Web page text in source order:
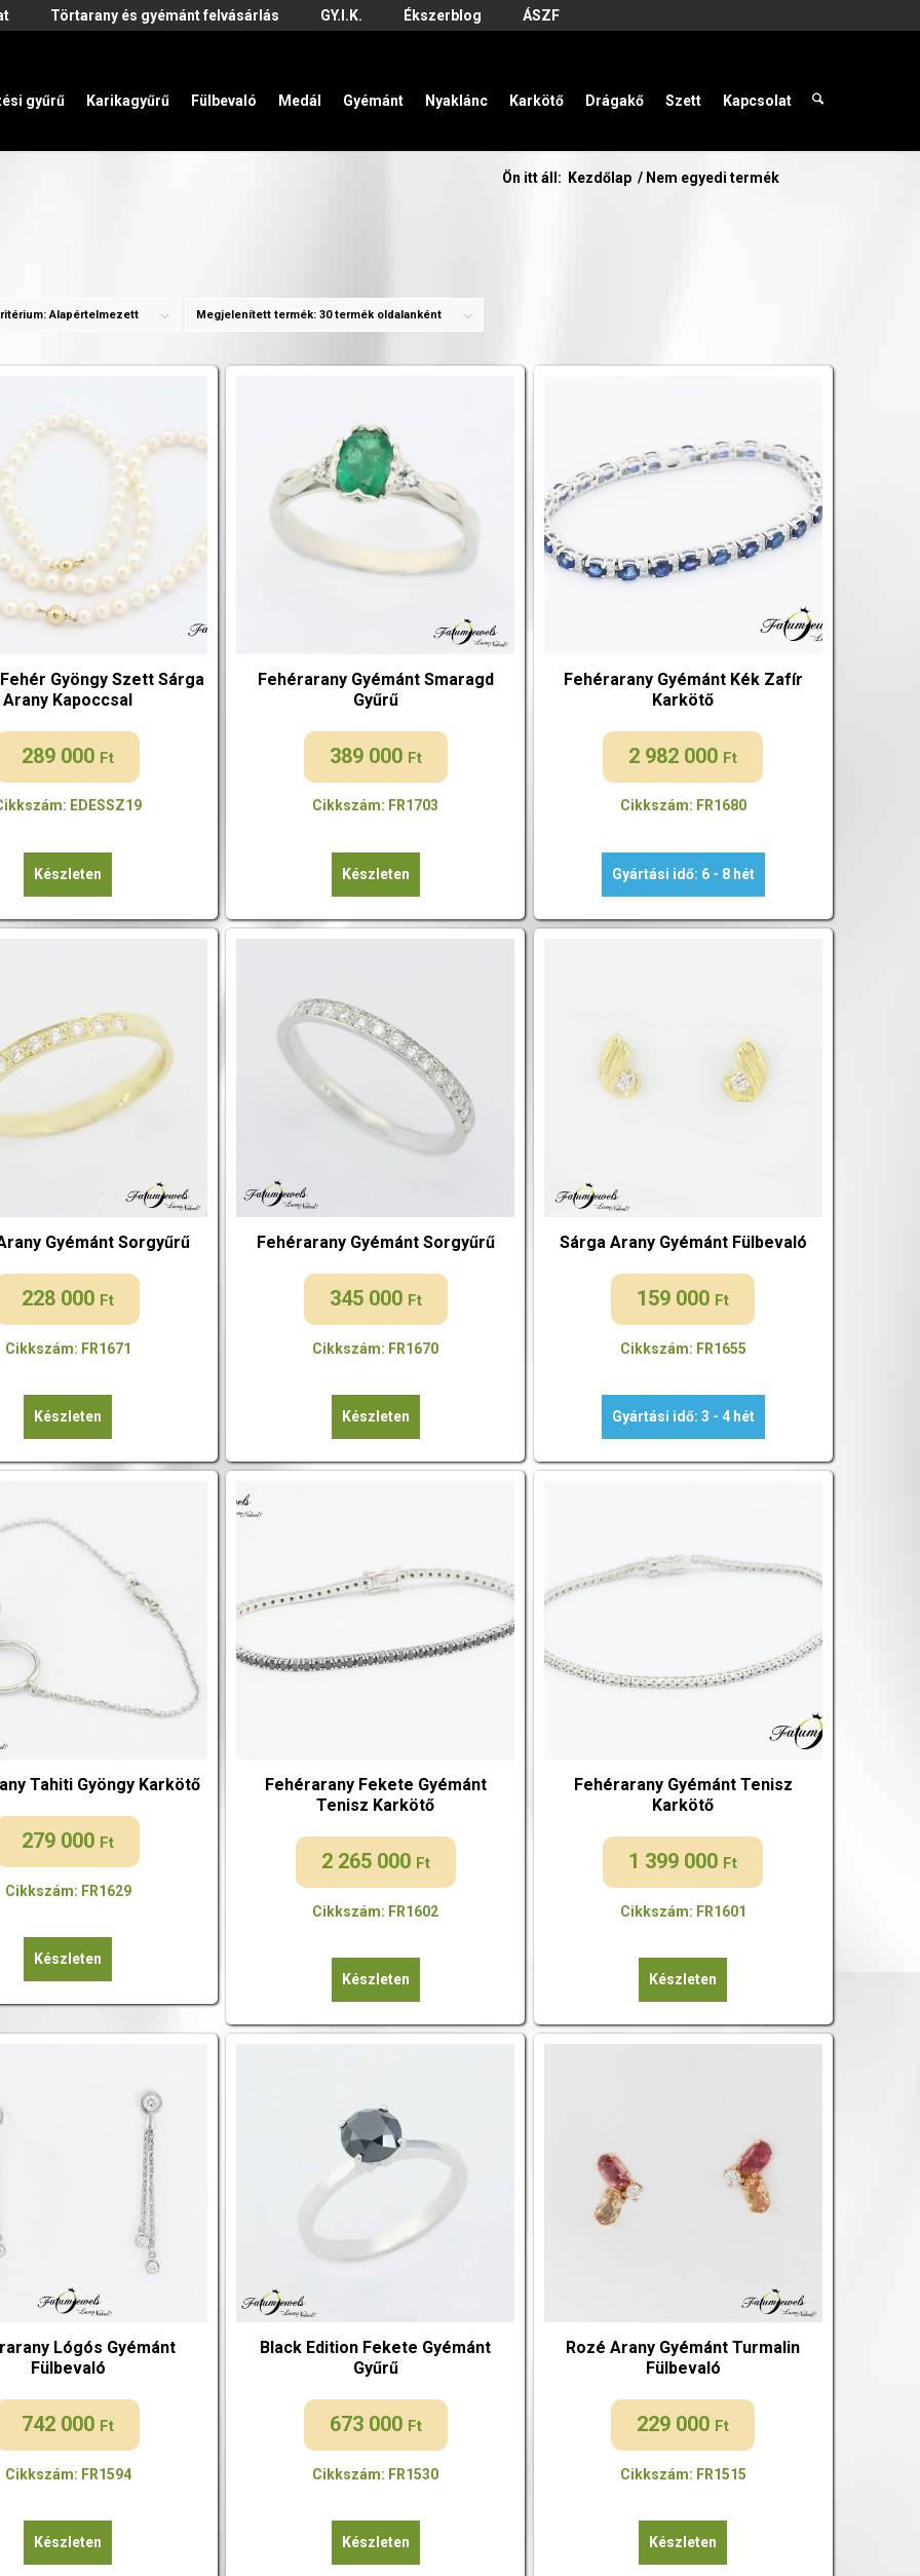
Törtarany és gyémánt felvásárlás GY.I.K. Ékszerblog ÁSZF
gyűrű Karikagyűrű Fülbevaló Medál Gyémánt Nyaklánc Karkötő Drágakő Szett Kapcsolat
Ön itt áll: Kezdőlap / Nem egyedi termék
Alapértelmezett Megjelenített termék: 30 termék oldalanként
Gyöngy Szett Sárga
Arany Kapoccsal
289 000 Ft
EDESSZ19
Készleten
Fehérarany Gyémánt Smaragd
Gyűrű
389 000 Ft
Cikkszám: FR1703
Készleten
Fehérarany Gyémánt Kék Zafír
Karkötő
2 982 000 Ft
Cikkszám: FR1680
Gyártási idő: 6 - 8 hét
Gyémánt Sorgyűrű
228 000 Ft
Cikkszám: FR1671
Készleten
Fehérarany Gyémánt Sorgyűrű
345 000 Ft
Cikkszám: FR1670
Készleten
Sárga Arany Gyémánt Fülbevaló
159 000 Ft
Cikkszám: FR1655
Gyártási idő: 3 - 4 hét
Tahiti Gyöngy Karkötő
279 000 Ft
Cikkszám: FR1629
Készleten
Fehérarany Fekete Gyémánt
Tenisz Karkötő
2 265 000 Ft
Cikkszám: FR1602
Készleten
Fehérarany Gyémánt Tenisz
Karkötő
1 399 000 Ft
Cikkszám: FR1601
Készleten
Lógós Gyémánt
Fülbevaló
742 000 Ft
Cikkszám: FR1594
Készleten
Black Edition Fekete Gyémánt
Gyűrű
673 000 Ft
Cikkszám: FR1530
Készleten
Rozé Arany Gyémánt Turmalin
Fülbevaló
229 000 Ft
Cikkszám: FR1515
Készleten